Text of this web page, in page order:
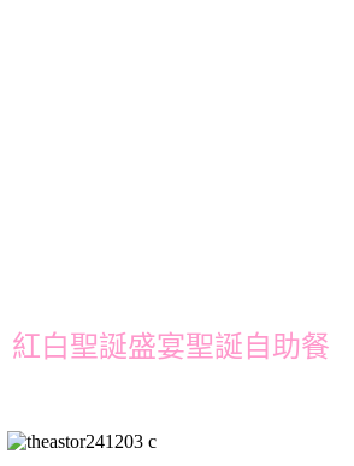
紅⽩聖誕盛宴聖誕⾃助餐